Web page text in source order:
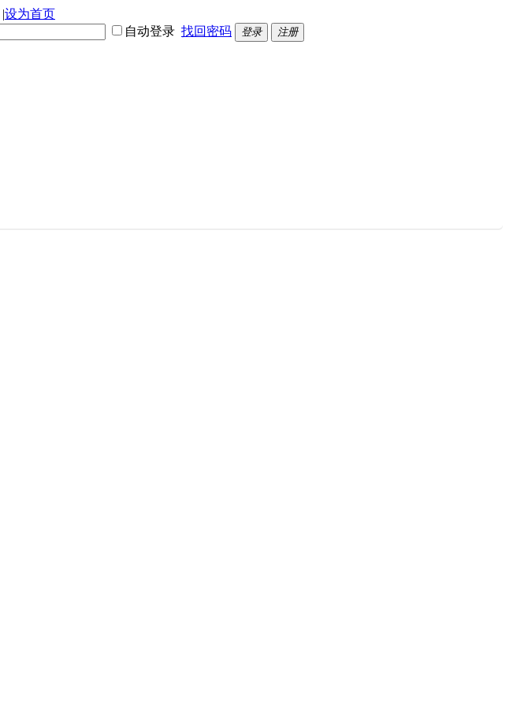
|设为首页
自动登录 找回密码 登录 注册